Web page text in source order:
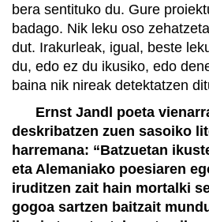
bera sentituko du. Gure
badago. Nik leku oso
dut. Irakurleak, igual, beste
du, edo ez du ikusiko, edo
baina nik nireak detektatzen
Ernst Jandl poeta
deskribatzen zuen sasoiko
harremana: “Batzuetan
eta Alemaniako poesiaren
iruditzen zait hain mortalki
gogoa sartzen baitzait